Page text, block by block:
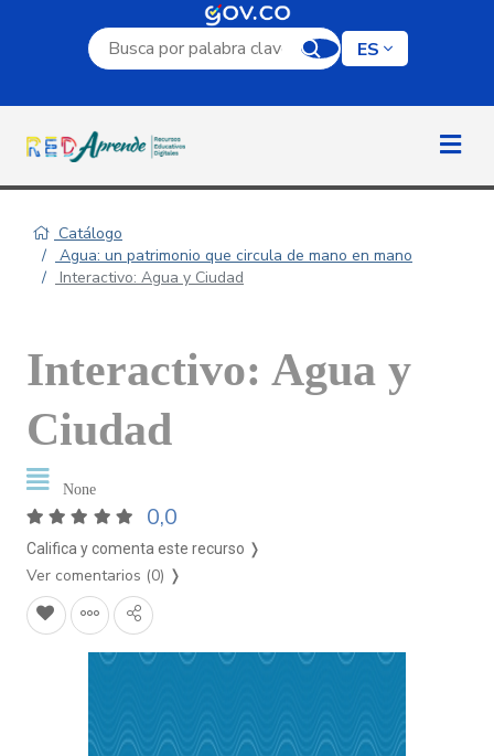
Campo de búsqueda por palabra clave
ES
Catálogo
Agua: un patrimonio que circula de mano en mano
Interactivo: Agua y Ciudad
Interactivo: Agua y
Ciudad
None
0,0
Califica y comenta este recurso ❭
Ver comentarios (0) ❭